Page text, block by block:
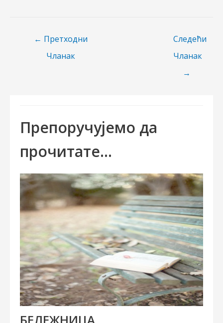
навигатион
← Претходни
Чланак
Следећи
Чланак
→
Препоручујемо да
прочитате...